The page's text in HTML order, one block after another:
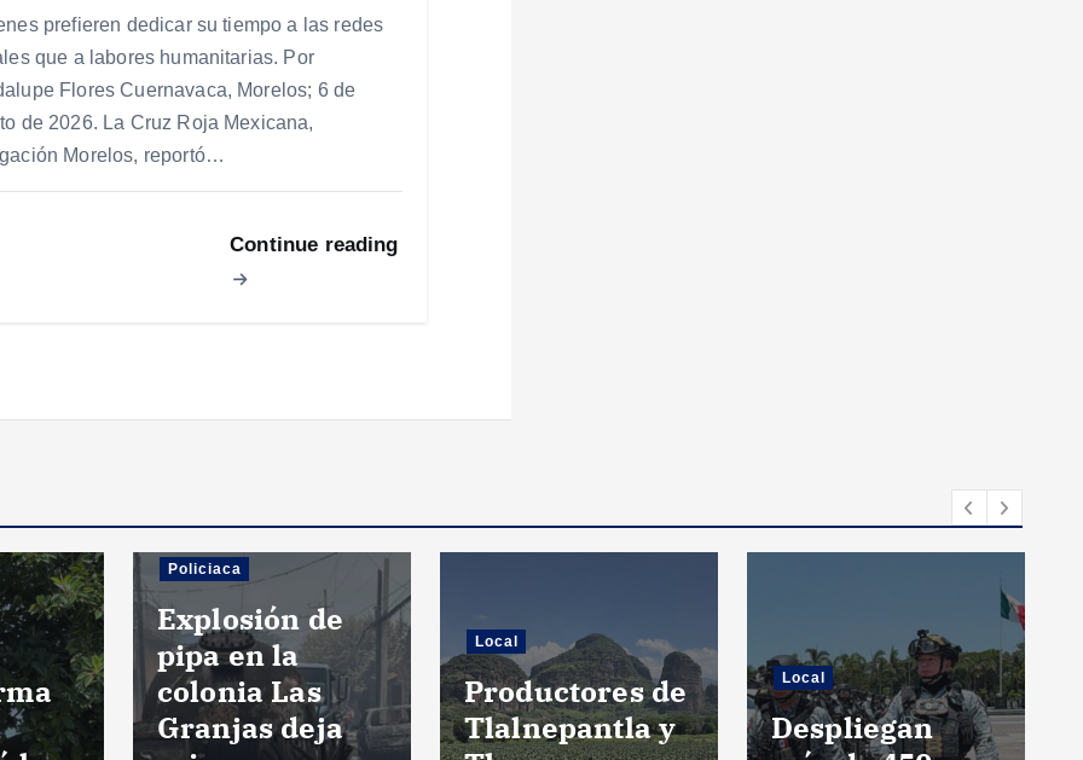
prefieren dedicar su tiempo a las redes
que a labores humanitarias. Por
Flores Cuernavaca, Morelos; 6 de
de 2026. La Cruz Roja Mexicana,
Morelos, reportó…
Continue reading
Policiaca
Explosión de
pipa en la
colonia Las
Granjas deja
Local
Productores de
Tlalnepantla y
Local
Despliegan